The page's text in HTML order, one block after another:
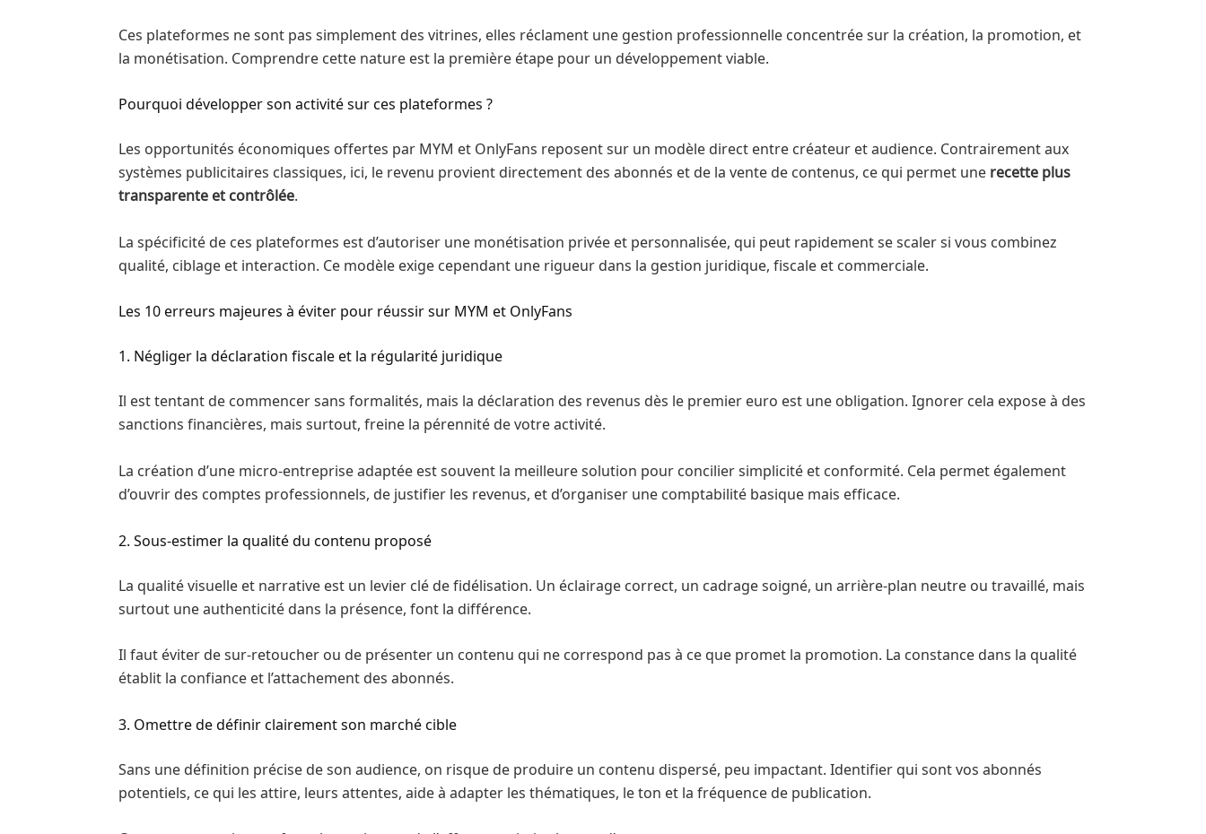
Ces plateformes ne sont pas simplement des vitrines, elles réclament une gestion professionnelle concentrée sur la création, la promotion, et
la monétisation. Comprendre cette nature est la première étape pour un développement viable.
Pourquoi développer son activité sur ces plateformes ?
Les opportunités économiques offertes par MYM et OnlyFans reposent sur un modèle direct entre créateur et audience. Contrairement aux
systèmes publicitaires classiques, ici, le revenu provient directement des abonnés et de la vente de contenus, ce qui permet unerecette plus
transparente et contrôlée.
La spécificité de ces plateformes est d’autoriser une monétisation privée et personnalisée, qui peut rapidement se scaler si vous combinez
qualité, ciblage et interaction. Ce modèle exige cependant une rigueur dans la gestion juridique, fiscale et commerciale.
Les 10 erreurs majeures à éviter pour réussir sur MYM et OnlyFans
1. Négliger la déclaration fiscale et la régularité juridique
Il est tentant de commencer sans formalités, mais la déclaration des revenus dès le premier euro est une obligation. Ignorer cela expose à des
sanctions financières, mais surtout, freine la pérennité de votre activité.
La création d’une micro-entreprise adaptée est souvent la meilleure solution pour concilier simplicité et conformité. Cela permet également
d’ouvrir des comptes professionnels, de justifier les revenus, et d’organiser une comptabilité basique mais efficace.
2. Sous-estimer la qualité du contenu proposé
La qualité visuelle et narrative est un levier clé de fidélisation. Un éclairage correct, un cadrage soigné, un arrière-plan neutre ou travaillé, mais
surtout une authenticité dans la présence, font la différence.
Il faut éviter de sur-retoucher ou de présenter un contenu qui ne correspond pas à ce que promet la promotion. La constance dans la qualité
établit la confiance et l’attachement des abonnés.
3. Omettre de définir clairement son marché cible
Sans une définition précise de son audience, on risque de produire un contenu dispersé, peu impactant. Identifier qui sont vos abonnés
potentiels, ce qui les attire, leurs attentes, aide à adapter les thématiques, le ton et la fréquence de publication.